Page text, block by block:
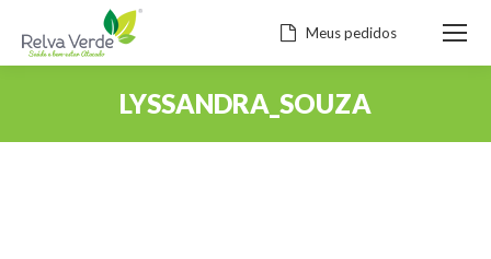
Meus pedidos
LYSSANDRA_SOUZA